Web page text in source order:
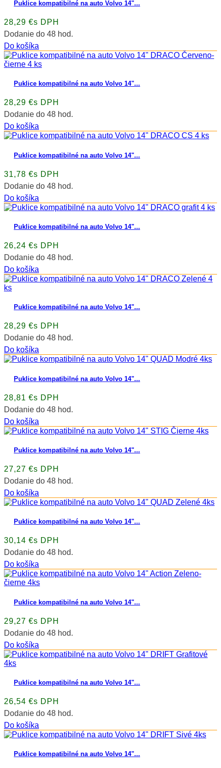
Puklice kompatibilné na auto Volvo 14"...
28,29 €s DPH
Dodanie do 48 hod.
Do košíka
Puklice kompatibilné na auto Volvo 14"...
28,29 €s DPH
Dodanie do 48 hod.
Do košíka
Puklice kompatibilné na auto Volvo 14"...
31,78 €s DPH
Dodanie do 48 hod.
Do košíka
Puklice kompatibilné na auto Volvo 14"...
26,24 €s DPH
Dodanie do 48 hod.
Do košíka
Puklice kompatibilné na auto Volvo 14"...
28,29 €s DPH
Dodanie do 48 hod.
Do košíka
Puklice kompatibilné na auto Volvo 14"...
28,81 €s DPH
Dodanie do 48 hod.
Do košíka
Puklice kompatibilné na auto Volvo 14"...
27,27 €s DPH
Dodanie do 48 hod.
Do košíka
Puklice kompatibilné na auto Volvo 14"...
30,14 €s DPH
Dodanie do 48 hod.
Do košíka
Puklice kompatibilné na auto Volvo 14"...
29,27 €s DPH
Dodanie do 48 hod.
Do košíka
Puklice kompatibilné na auto Volvo 14"...
26,54 €s DPH
Dodanie do 48 hod.
Do košíka
Puklice kompatibilné na auto Volvo 14"...